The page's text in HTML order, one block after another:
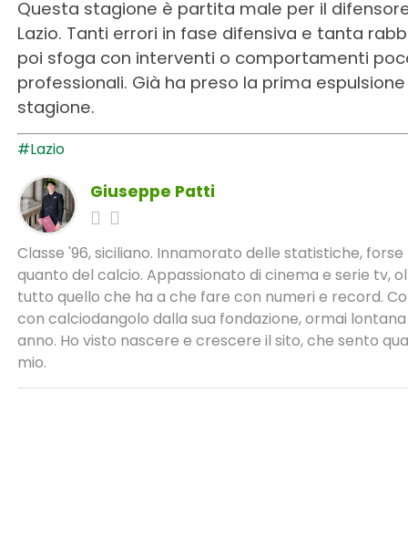
Questa stagione è partita male per il
Lazio. Tanti errori in fase difensiva e tanta
poi sfoga con interventi o comportamenti
professionali. Già ha preso la prima
stagione.
#Lazio
Giuseppe Patti
Classe '96, siciliano. Innamorato delle statistiche,
quanto del calcio. Appassionato di cinema e serie tv,
tutto quello che ha a che fare con numeri e record.
con calciodangolo dalla sua fondazione, ormai
anno. Ho visto nascere e crescere il sito, che sento
mio.